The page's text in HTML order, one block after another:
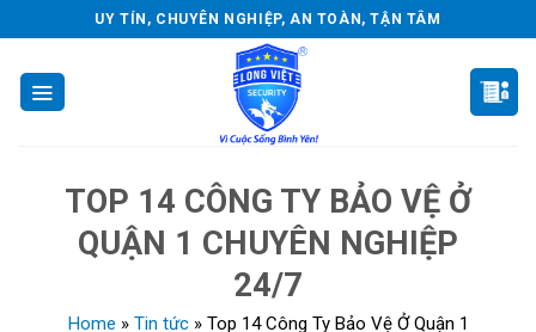
to
content
UY TÍN, CHUYÊN NGHIỆP, AN TOÀN, TẬN TÂM
TOP 14 CÔNG TY BẢO VỆ Ở
QUẬN 1 CHUYÊN NGHIỆP
24/7
Home » Tin tức» Top 14 Công Ty Bảo Vệ Ở Quận 1